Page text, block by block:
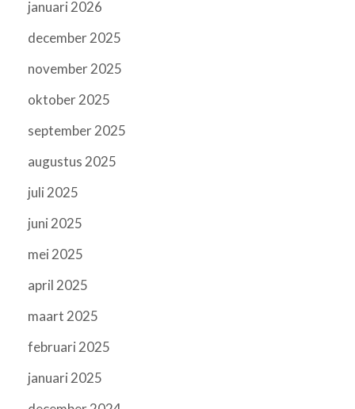
januari 2026
december 2025
november 2025
oktober 2025
september 2025
augustus 2025
juli 2025
juni 2025
mei 2025
april 2025
maart 2025
februari 2025
januari 2025